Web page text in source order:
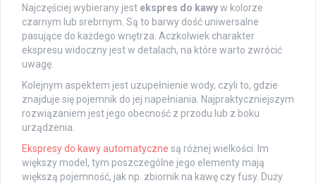
Najczęściej wybierany jest ekspres do kawyw kolorze
czarnym lub srebrnym. Są to barwy dość uniwersalne
pasujące do każdego wnętrza. Aczkolwiek charakter
ekspresu widoczny jest w detalach, na które warto zwrócić
uwagę.
Kolejnym aspektem jest uzupełnienie wody, czyli to, gdzie
znajduje się pojemnik do jej napełniania. Najpraktyczniejszym
rozwiązaniem jest jego obecność z przodu lub z boku
urządzenia.
Ekspresy do kawy automatyczne są różnej wielkości. Im
większy model, tym poszczególne jego elementy mają
większą pojemność, jak np. zbiornik na kawę czy fusy. Duży